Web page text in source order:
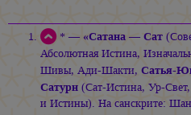
* — «Сатана — Сат
Абсолютная Истина,
Шивы, Ади-Шакти, Сатья-
Сатурн (Сат-Истина, Ур-
и Истины). На санскрите: